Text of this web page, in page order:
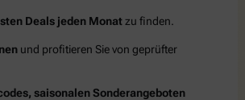
Deals jeden Monatzu finden.
und profitieren Sie von geprüfter
saisonalen Sonderangeboten